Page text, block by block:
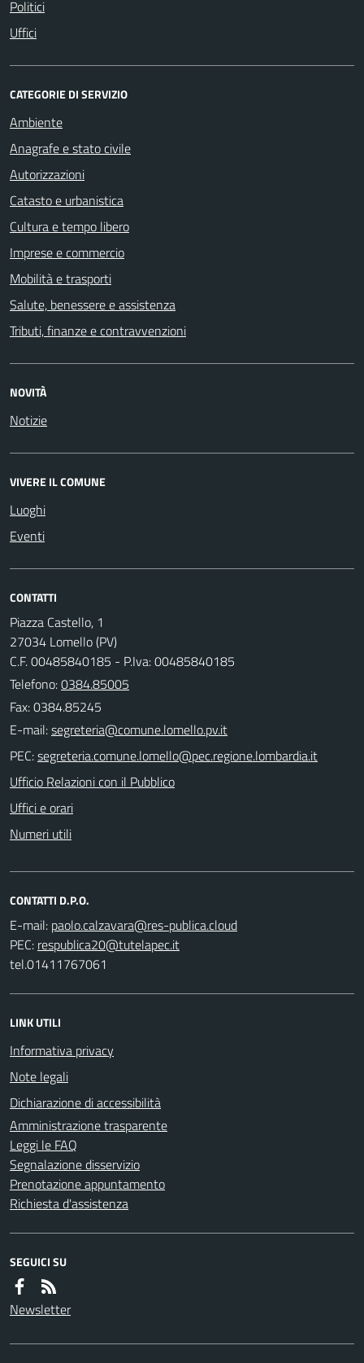
Politici
Uffici
CATEGORIE DI SERVIZIO
Ambiente
Anagrafe e stato civile
Autorizzazioni
Catasto e urbanistica
Cultura e tempo libero
Imprese e commercio
Mobilità e trasporti
Salute, benessere e assistenza
Tributi, finanze e contravvenzioni
NOVITÀ
Notizie
VIVERE IL COMUNE
Luoghi
Eventi
CONTATTI
Piazza Castello, 1
27034 Lomello (PV)
C.F. 00485840185 - P.Iva: 00485840185
Telefono:0384.85005
Fax: 0384.85245
E-mail:
PEC:
Ufficio Relazioni con il Pubblico
Uffici e orari
Numeri utili
CONTATTI D.P.O.
E-mail:
PEC:
tel.01411767061
LINK UTILI
Informativa privacy
Note legali
Dichiarazione di accessibilità
Amministrazione trasparente
Leggi le FAQ
Segnalazione disservizio
Prenotazione appuntamento
Richiesta d'assistenza
SEGUICI SU
Newsletter